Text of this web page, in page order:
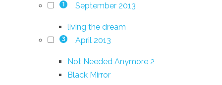
1 September 2013
living the dream
3 April 2013
Not Needed Anymore 2
Black Mirror